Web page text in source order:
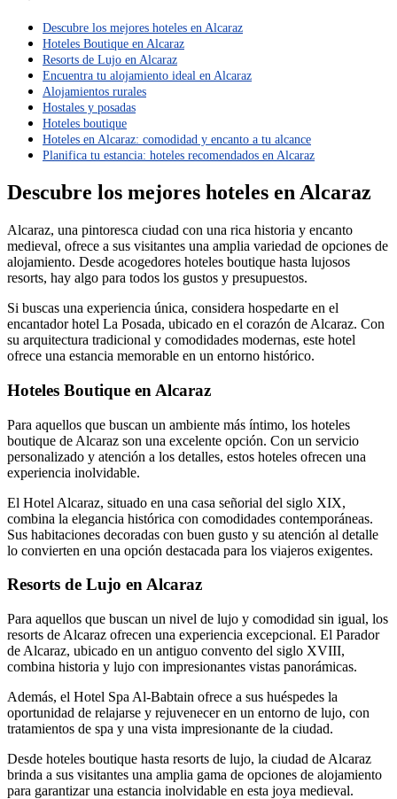
Descubre los mejores hoteles en Alcaraz
Hoteles Boutique en Alcaraz
Resorts de Lujo en Alcaraz
Encuentra tu alojamiento ideal en Alcaraz
Alojamientos rurales
Hostales y posadas
Hoteles boutique
Hoteles en Alcaraz: comodidad y encanto a tu alcance
Planifica tu estancia: hoteles recomendados en Alcaraz
Descubre los mejores hoteles en Alcaraz
Alcaraz, una pintoresca ciudad con una rica historia y encanto
medieval, ofrece a sus visitantes una amplia variedad de opciones de
alojamiento. Desde acogedores hoteles boutique hasta lujosos
resorts, hay algo para todos los gustos y presupuestos.
Si buscas una experiencia única, considera hospedarte en el
encantador hotel La Posada, ubicado en el corazón de Alcaraz. Con
su arquitectura tradicional y comodidades modernas, este hotel
ofrece una estancia memorable en un entorno histórico.
Hoteles Boutique en Alcaraz
Para aquellos que buscan un ambiente más íntimo, los hoteles
boutique de Alcaraz son una excelente opción. Con un servicio
personalizado y atención a los detalles, estos hoteles ofrecen una
experiencia inolvidable.
El Hotel Alcaraz, situado en una casa señorial del siglo XIX,
combina la elegancia histórica con comodidades contemporáneas.
Sus habitaciones decoradas con buen gusto y su atención al detalle
lo convierten en una opción destacada para los viajeros exigentes.
Resorts de Lujo en Alcaraz
Para aquellos que buscan un nivel de lujo y comodidad sin igual, los
resorts de Alcaraz ofrecen una experiencia excepcional. El Parador
de Alcaraz, ubicado en un antiguo convento del siglo XVIII,
combina historia y lujo con impresionantes vistas panorámicas.
Además, el Hotel Spa Al-Babtain ofrece a sus huéspedes la
oportunidad de relajarse y rejuvenecer en un entorno de lujo, con
tratamientos de spa y una vista impresionante de la ciudad.
Desde hoteles boutique hasta resorts de lujo, la ciudad de Alcaraz
brinda a sus visitantes una amplia gama de opciones de alojamiento
para garantizar una estancia inolvidable en esta joya medieval.